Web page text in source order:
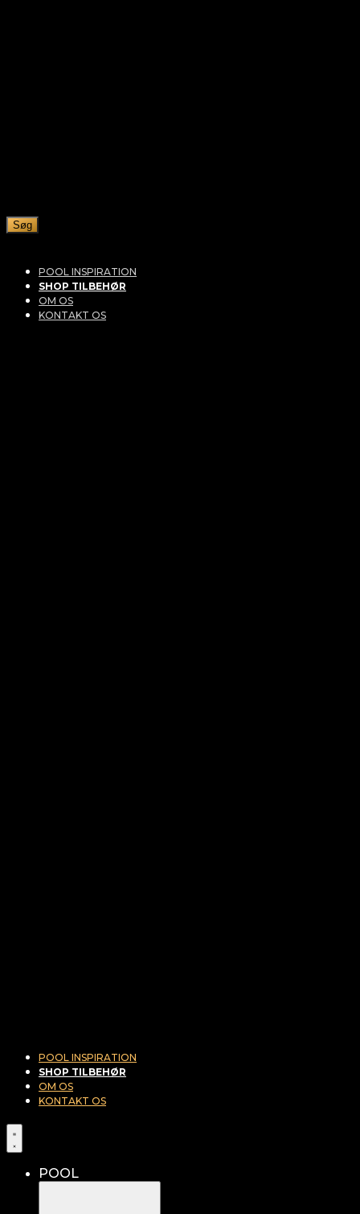
Søg
POOL INSPIRATION
SHOP TILBEHØR
OM OS
KONTAKT OS
POOL INSPIRATION
SHOP TILBEHØR
OM OS
KONTAKT OS
POOL